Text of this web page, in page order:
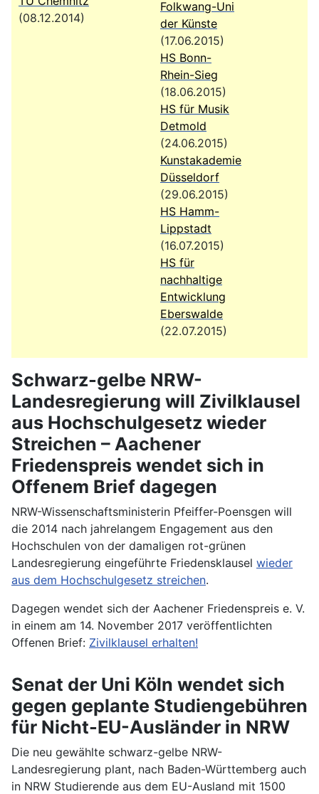
(08.12.2014)
Folkwang-Uni
der Künste
(17.06.2015)
HS Bonn-
Rhein-Sieg
(18.06.2015)
HS für Musik
Detmold
(24.06.2015)
Kunstakademie
Düsseldorf
(29.06.2015)
HS Hamm-
Lippstadt
(16.07.2015)
HS für
nachhaltige
Entwicklung
Eberswalde
(22.07.2015)
Schwarz-gelbe NRW-
Landesregierung will Zivilklausel
aus Hochschulgesetz wieder
Streichen – Aachener
Friedenspreis wendet sich in
Offenem Brief dagegen
NRW-Wissenschaftsministerin Pfeiffer-Poensgen will
die 2014 nach jahrelangem Engagement aus den
Hochschulen von der damaligen rot-grünen
Landesregierung eingeführte Friedensklausel wieder
aus dem Hochschulgesetz streichen.
Dagegen wendet sich der Aachener Friedenspreis e. V.
in einem am 14. November 2017 veröffentlichten
Offenen Brief: Zivilklausel erhalten!
Senat der Uni Köln wendet sich
gegen geplante Studiengebühren
für Nicht-EU-Ausländer in NRW
Die neu gewählte schwarz-gelbe NRW-
Landesregierung plant, nach Baden-Württemberg auch
in NRW Studierende aus dem EU-Ausland mit 1500